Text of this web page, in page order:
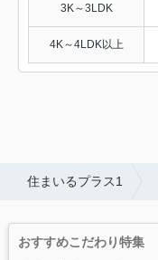
3K～3LDK
4K～4LDK以上
住まいるプラス1
おすすめこだわり特集